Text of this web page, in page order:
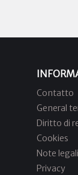
Contatto
General
Diritto di
Cookies
Note legali
Privacy